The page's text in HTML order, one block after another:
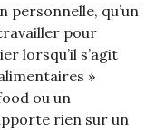
personnelle, qu’un
pour
lorsqu’il s’agit
»
ou un
rien sur un